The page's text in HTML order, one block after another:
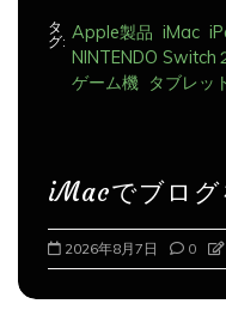
タ
グ: Apple製品 iMac
NINTENDO Switch
ゲーム機 タブレッ
iMacでブログ
2026年8月8日 0